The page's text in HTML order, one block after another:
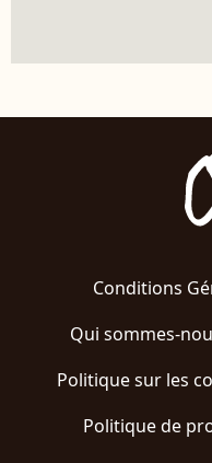
Conditions
Qui sommes-
Politique sur les
Politique de